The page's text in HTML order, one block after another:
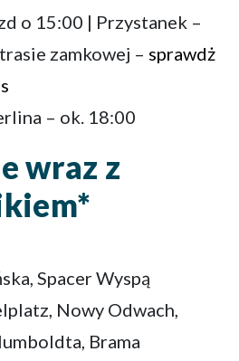
o 15:00 | Przystanek –
zamkowej – sprawdż
– ok. 18:00
wraz z
Spacer Wyspą
Nowy Odwach,
Brama